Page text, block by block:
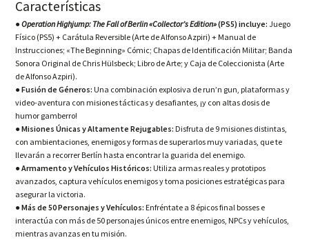
Características
●Operation Highjump: The Fall of Berlin «Collector’s Edition»(PS5) incluye:Juego
Físico (PS5) + Carátula Reversible (Arte de Alfonso Azpiri) + Manual de
Instrucciones; «The Beginning» Cómic; Chapas de Identificación Militar; Banda
Sonora Original de Chris Hülsbeck; Libro de Arte; y Caja de Coleccionista (Arte
de Alfonso Azpiri).
●Fusión de Géneros: Una combinación explosiva de run’n gun, plataformas y
video-aventura con misiones tácticas y desafiantes, ¡y con altas dosis de
humor gamberro!
●Misiones Únicas y Altamente Rejugables: Disfruta de 9 misiones distintas,
con ambientaciones, enemigos y formas de superarlos muy variadas, que te
llevarán a recorrer Berlín hasta encontrar la guarida del enemigo.
●Armamento y Vehículos Históricos: Utiliza armas reales y prototipos
avanzados, captura vehículos enemigos y toma posiciones estratégicas para
asegurar la victoria.
●Más de 50 Personajes y Vehículos: Enfréntate a 8 épicos final bosses e
interactúa con más de 50 personajes únicos entre enemigos, NPCs y vehículos,
mientras avanzas en tu misión.